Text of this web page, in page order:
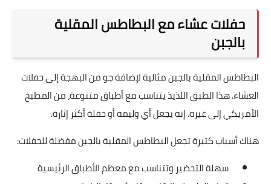
حفلات عشاء مع البطاطس المقلية
بالجبن
البطاطس المقلية بالجبن مثالية لإضافة جو من البهجة إلى حفلات
العشاء. هذا الطبق اللذيذ يتناسب مع أطباق متنوعة، من المطبخ
الأمريكي إلى غيره. إنه يجعل أي وليمة أو حفلة أكثر إثارة.
هناك أسباب كثيرة تجعل البطاطس المقلية بالجبن مفضلة للحفلات:
سهلة التحضير وتتناسب مع معظم الأطباق الرئيسية